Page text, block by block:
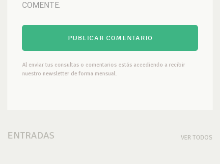
COMENTE.
Al enviar tus consultas o comentarios estás accediendo a recibir
nuestro newsletter de forma mensual.
ENTRADAS VER TODOS